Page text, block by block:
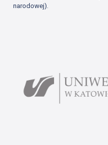
narodowej).